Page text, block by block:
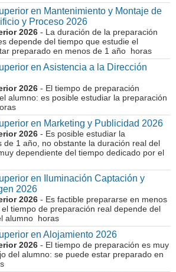
en Mantenimiento y Montaje de
y Proceso 2026
2026 - La duración de la preparación
depende del tiempo que estudie el
preparado en menos de 1 año horas
en Asistencia a la Dirección
2026 - El tiempo de preparación
alumno: es posible estudiar la preparación
en Marketing y Publicidad 2026
2026 - Es posible estudiar la
de 1 año, no obstante la duración real del
dependiente del tiempo dedicado por el
en Iluminación Captación y
2026
2026 - Es factible prepararse en menos
tiempo de preparación real depende del
alumno horas
en Alojamiento 2026
2026 - El tiempo de preparación es muy
del alumno: se puede estar preparado en